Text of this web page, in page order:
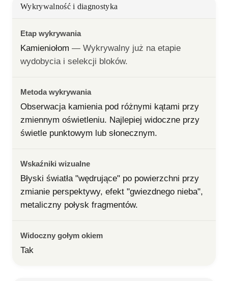
Wykrywalność i diagnostyka
Etap wykrywania
Kamieniołom — Wykrywalny już na etapie
wydobycia i selekcji bloków.
Metoda wykrywania
Obserwacja kamienia pod różnymi kątami przy
zmiennym oświetleniu. Najlepiej widoczne przy
świetle punktowym lub słonecznym.
Wskaźniki wizualne
Błyski światła "wędrujące" po powierzchni przy
zmianie perspektywy, efekt "gwiezdnego nieba",
metaliczny połysk fragmentów.
Widoczny gołym okiem
Tak